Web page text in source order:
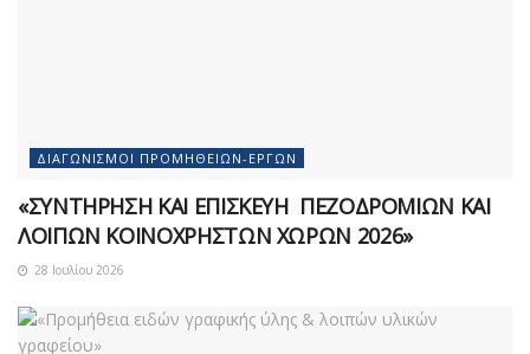
ΔΙΑΓΩΝΙΣΜΟΊ ΠΡΟΜΗΘΕΙΏΝ-ΈΡΓΩΝ
«ΣΥΝΤΗΡΗΣΗ ΚΑΙ ΕΠΙΣΚΕΥΗ ΠΕΖΟΔΡΟΜΙΩΝ ΚΑΙ
ΛΟΙΠΩΝ ΚΟΙΝΟΧΡΗΣΤΩΝ ΧΩΡΩΝ 2026»
28 Ιουλίου 2026